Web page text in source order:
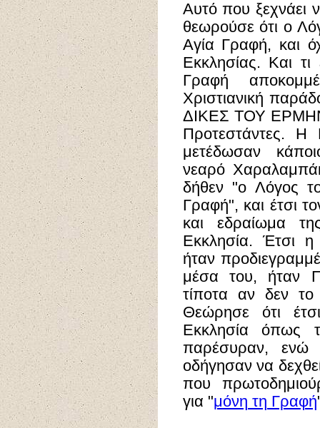
Αυτό που ξεχνάει
θεωρούσε ότι ο
Αγία Γραφή, και
Εκκλησίας. Και
Γραφή
Χριστιανική
ΔΙΚΕΣ ΤΟΥ
Προτεστάντες. Η
μετέδωσαν
νεαρό
δήθεν "ο Λόγος
Γραφή", και έτσι
και εδραίωμα
Εκκλησία. Έτσι
ήταν
μέσα του, ήταν
τίποτα αν δεν
Θεώρησε ότι
Εκκλησία όπως
παρέσυραν, ενώ
οδήγησαν να
που
για "μόνη τη Γραφή